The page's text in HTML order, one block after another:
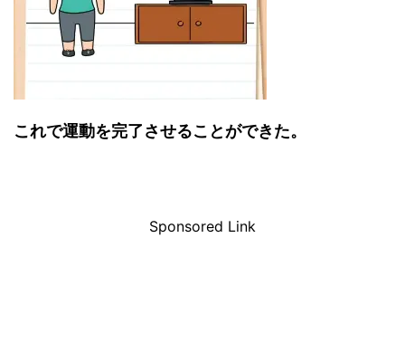
これで運動を完了させることができた。
Sponsored Link